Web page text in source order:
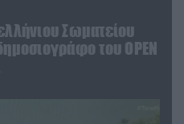
Σωματείου
του OPEN